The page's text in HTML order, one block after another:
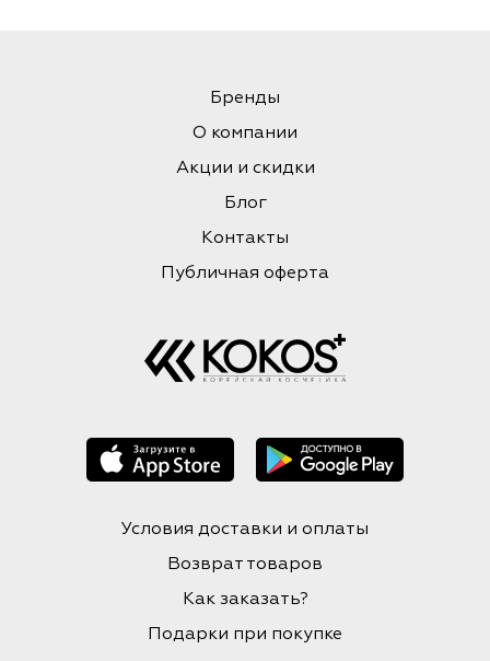
Бренды
О компании
Акции и скидки
Блог
Контакты
Публичная оферта
Условия доставки и оплаты
Возврат товаров
Как заказать?
Подарки при покупке